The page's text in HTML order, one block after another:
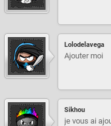
Lolodelavega
Ajouter moi
Sikhou
je vous ai